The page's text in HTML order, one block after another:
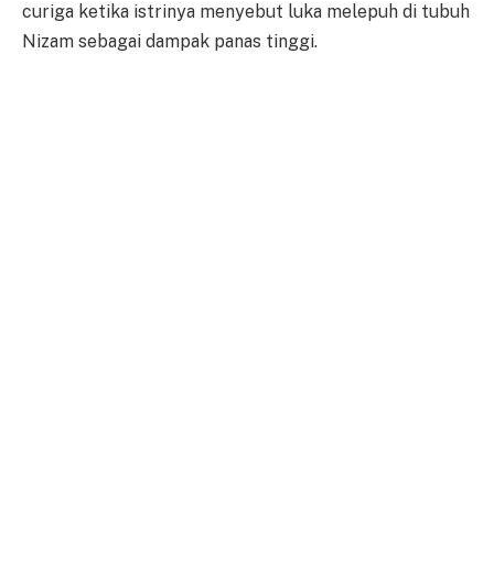
curiga ketika istrinya menyebut luka melepuh di tubuh
Nizam sebagai dampak panas tinggi.